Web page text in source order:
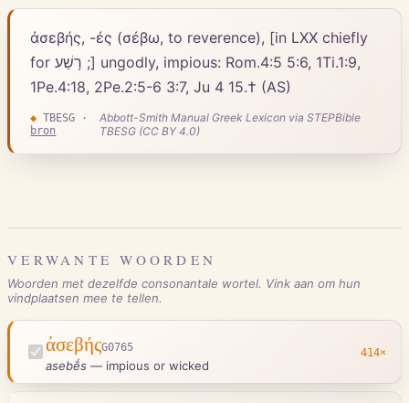
ἀσεβής, -ές (σέβω, to reverence), [in LXX chiefly
for רָשַׁע ;] un­godly, impious: Rom.4:5 5:6, 1Ti.1:9,
1Pe.4:18, 2Pe.2:5-6 3:7, Ju 4 15.† (AS)
◆ TBESG ·
bron
Abbott-Smith Manual Greek Lexicon via STEPBible
TBESG (CC BY 4.0)
VERWANTE WOORDEN
Woorden met dezelfde consonantale wortel. Vink aan om hun
vindplaatsen mee te tellen.
ἀσεβήςG0765
asebḗs — impious or wicked
414×